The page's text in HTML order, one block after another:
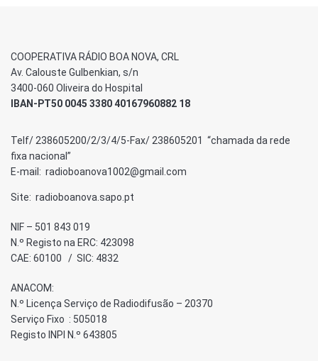
COOPERATIVA RÁDIO BOA NOVA, CRL
Av. Calouste Gulbenkian, s/n
3400-060 Oliveira do Hospital
IBAN-PT50 0045 3380 40167960882 18
Telf/ 238605200/2/3/4/5-Fax/ 238605201 “chamada da rede
fixa nacional”
E-mail: radioboanova1002@gmail.com
Site: radioboanova.sapo.pt
NIF – 501 843 019
N.º Registo na ERC: 423098
CAE: 60100 / SIC: 4832
ANACOM:
N.º Licença Serviço de Radiodifusão – 20370
Serviço Fixo : 505018
Registo INPI N.º 643805